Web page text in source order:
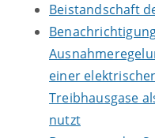
Beistandschaft
einer
Treibhausgase
nutzt